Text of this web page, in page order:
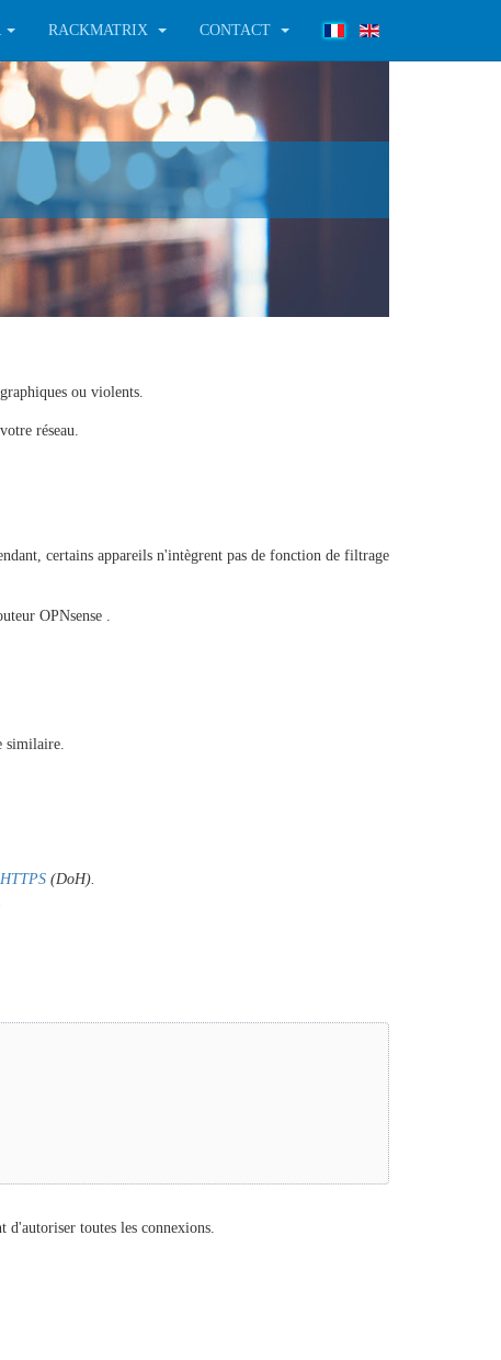
RACKMATRIX CONTACT
ou violents.
réseau.
certains appareils n'intègrent pas de fonction de filtrage
OPNsense .
similaire.
(DoH).
d'autoriser toutes les connexions.